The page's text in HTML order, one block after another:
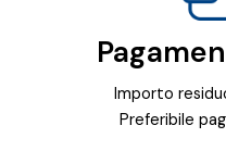
Importo
Preferibile